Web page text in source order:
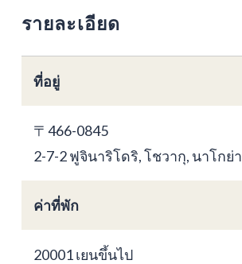
รายละเอียด
ที่อยู่
〒466-0845
2-7-2 ฟูจินาริโดริ, โชวากุ, นาโกย่า
ค่าที่พัก
20001 เยนขึ้นไป